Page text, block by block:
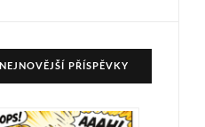
NEJNOVĚJŠÍ PŘÍSPĚVKY